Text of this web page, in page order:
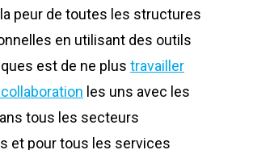
peur de toutes les structures
en utilisant des outils
est de ne plus travailler
les uns avec les
tous les secteurs
et pour tous les services